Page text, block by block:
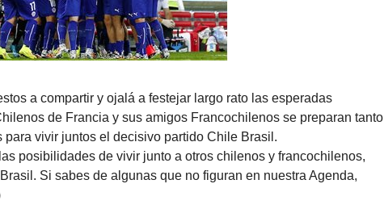
a compartir y ojalá a festejar largo rato las esperadas
de Francia y sus amigos Francochilenos se preparan tanto
vivir juntos el decisivo partido Chile Brasil.
posibilidades de vivir junto a otros chilenos y francochilenos,
Si sabes de algunas que no figuran en nuestra Agenda,